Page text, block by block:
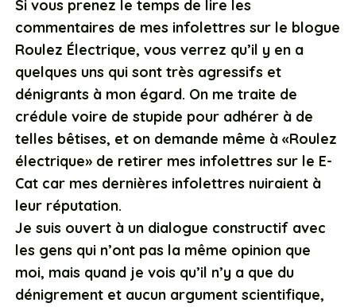
Si vous prenez le temps de lire les
commentaires de mes infolettres sur le blogue
Roulez Électrique, vous verrez qu’il y en a
quelques uns qui sont très agressifs et
dénigrants à mon égard. On me traite de
crédule voire de stupide pour adhérer à de
telles bêtises, et on demande même à «Roulez
électrique» de retirer mes infolettres sur le E-
Cat car mes dernières infolettres nuiraient à
leur réputation.
Je suis ouvert à un dialogue constructif avec
les gens qui n’ont pas la même opinion que
moi, mais quand je vois qu’il n’y a que du
dénigrement et aucun argument scientifique,